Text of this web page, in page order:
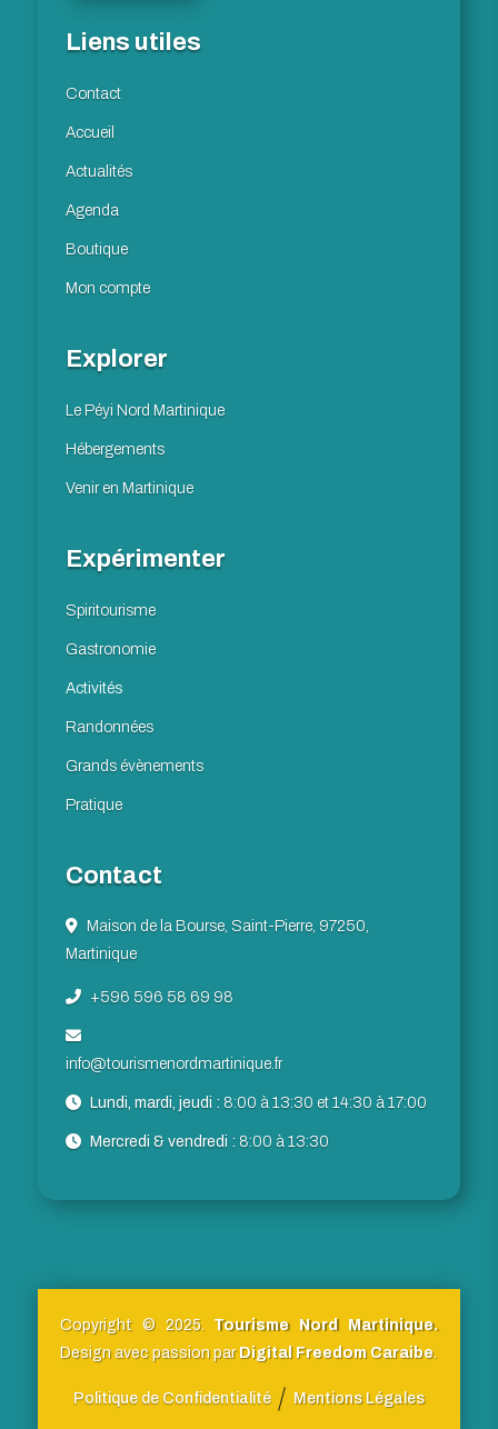
Liens utiles
Contact
Accueil
Actualités
Agenda
Boutique
Mon compte
Explorer
Le Péyi Nord Martinique
Hébergements
Venir en Martinique
Expérimenter
Spiritourisme
Gastronomie
Activités
Randonnées
Grands évènements
Pratique
Contact
Maison de la Bourse, Saint-Pierre, 97250,
Martinique
+596 596 58 69 98
info@tourismenordmartinique.fr
Lundi, mardi, jeudi : 8:00 à 13:30 et 14:30 à 17:00
Mercredi & vendredi : 8:00 à 13:30
Copyright © 2025. Tourisme Nord Martinique.
Design avec passion parDigital Freedom Caraibe.
Politique de Confidentialité Mentions Légales